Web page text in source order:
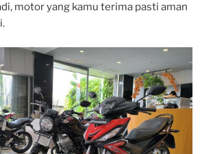
motor yang kamu terima pasti aman